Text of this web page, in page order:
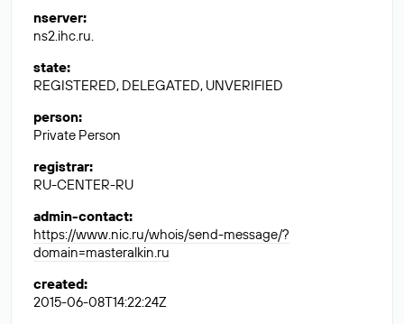
nserver:
ns2.ihc.ru.
state:
REGISTERED, DELEGATED, UNVERIFIED
person:
Private Person
registrar:
RU-CENTER-RU
admin-contact:
https://www.nic.ru/whois/send-message/?
domain=masteralkin.ru
created:
2015-06-08T14:22:24Z